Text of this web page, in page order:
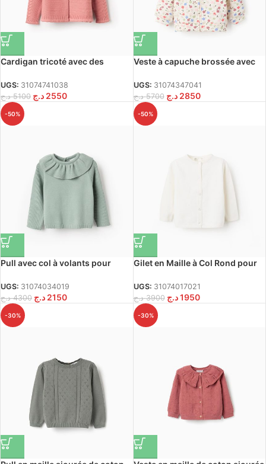
Cardigan tricoté avec des
filles, rose
UGS: 31074741038
5100 د.ج 2550 د.ج
Veste à capuche brossée avec
UGS: 31074347041
5700 د.ج 2850 د.ج
-50%
Pull avec col à volants pour
UGS: 31074034019
4300 د.ج 2150 د.ج
-50%
Gilet en Maille à Col Rond pour
UGS: 31074017021
3900 د.ج 1950 د.ج
-30% -30%